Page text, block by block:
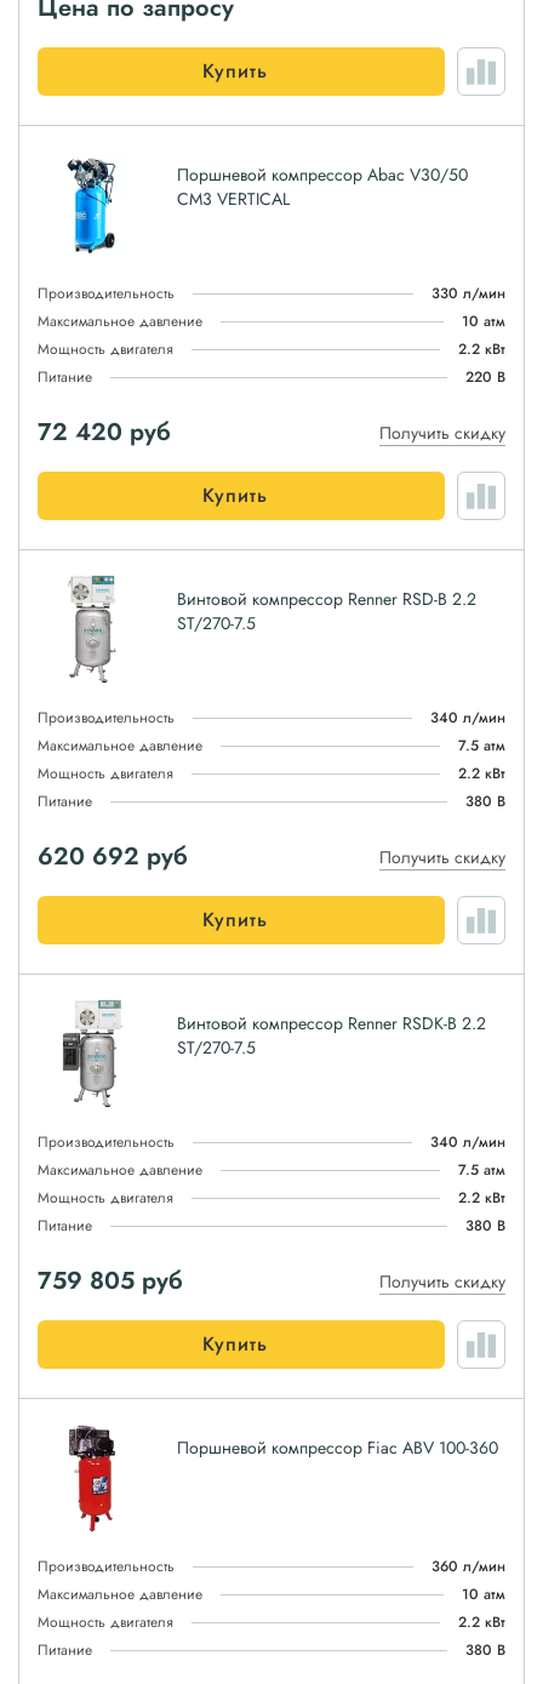
Цена по запросу
Купить
Поршневой компрессор Abac V30/50
CM3 VERTICAL
Производительность
330 л/мин
Максимальное давление
10 атм
Мощность двигателя
2.2 кВт
Питание
220 В
72 420 руб Получить скидку
Купить
Винтовой компрессор Renner RSD-B 2.2
ST/270-7.5
Производительность
340 л/мин
Максимальное давление
7.5 атм
Мощность двигателя
2.2 кВт
Питание
380 В
620 692 руб Получить скидку
Купить
Винтовой компрессор Renner RSDK-B 2.2
ST/270-7.5
Производительность
340 л/мин
Максимальное давление
7.5 атм
Мощность двигателя
2.2 кВт
Питание
380 В
759 805 руб Получить скидку
Купить
Поршневой компрессор Fiac ABV 100-360
Производительность
360 л/мин
Максимальное давление
10 атм
Мощность двигателя
2.2 кВт
Питание
380 В